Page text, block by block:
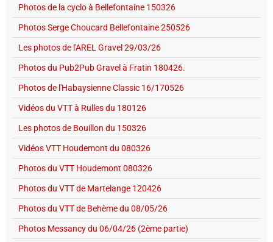
Photos de la cyclo à Bellefontaine 150326
Photos Serge Choucard Bellefontaine 250526
Les photos de l'AREL Gravel 29/03/26
Photos du Pub2Pub Gravel à Fratin 180426.
Photos de l'Habaysienne Classic 16/170526
Vidéos du VTT à Rulles du 180126
Les photos de Bouillon du 150326
Vidéos VTT Houdemont du 080326
Photos du VTT Houdemont 080326
Photos du VTT de Martelange 120426
Photos du VTT de Behème du 08/05/26
Photos Messancy du 06/04/26 (2ème partie)